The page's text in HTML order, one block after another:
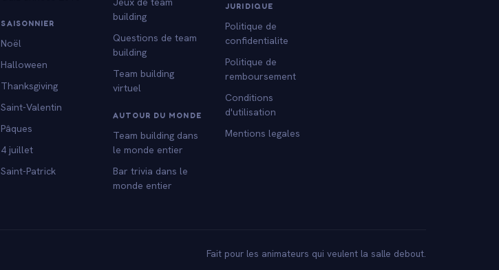
SAISONNIER
Noël
Halloween
Thanksgiving
Saint-Valentin
Pâques
4 juillet
Saint-Patrick
building
Questions de team
building
Team building
virtuel
AUTOUR DU MONDE
Team building dans
le monde entier
Bar trivia dans le
monde entier
JURIDIQUE
Politique de
confidentialite
Politique de
remboursement
Conditions
d'utilisation
Mentions legales
Fait pour les animateurs qui veulent la salle debout.